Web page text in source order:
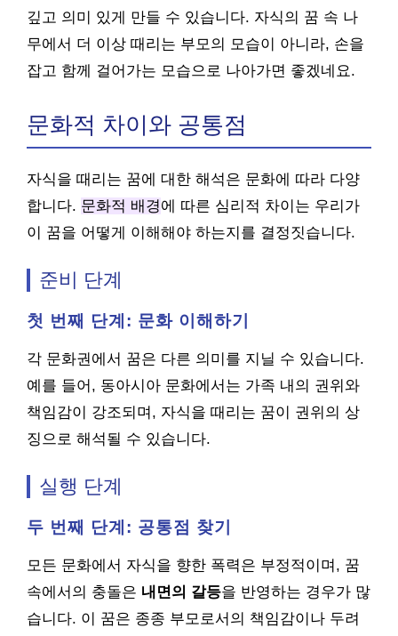
깊고 의미 있게 만들 수 있습니다. 자식의 꿈 속 나
무에서 더 이상 때리는 부모의 모습이 아니라, 손을
잡고 함께 걸어가는 모습으로 나아가면 좋겠네요.
문화적 차이와 공통점
자식을 때리는 꿈에 대한 해석은 문화에 따라 다양
합니다. 문화적 배경에 따른 심리적 차이는 우리가
이 꿈을 어떻게 이해해야 하는지를 결정짓습니다.
준비 단계
첫 번째 단계: 문화 이해하기
각 문화권에서 꿈은 다른 의미를 지닐 수 있습니다.
예를 들어, 동아시아 문화에서는 가족 내의 권위와
책임감이 강조되며, 자식을 때리는 꿈이 권위의 상
징으로 해석될 수 있습니다.
실행 단계
두 번째 단계: 공통점 찾기
모든 문화에서 자식을 향한 폭력은 부정적이며, 꿈
속에서의 충돌은 내면의 갈등을 반영하는 경우가 많
습니다. 이 꿈은 종종 부모로서의 책임감이나 두려